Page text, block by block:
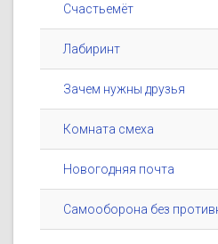
Счастьемёт
Лабиринт
Зачем нужны друзья
Комната смеха
Новогодняя почта
Самооборона без